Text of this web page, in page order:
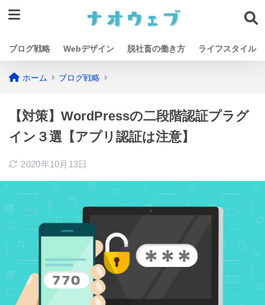
ブログ戦略 Webデザイン 脱社畜の働き方 ライフスタイル
ホーム ブログ戦略
【対策】WordPressの二段階認証プラグ
イン３選【アプリ認証は注意】
2020年10月13日